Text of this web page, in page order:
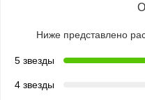
Ниже представлено
5 звезды
4 звезды